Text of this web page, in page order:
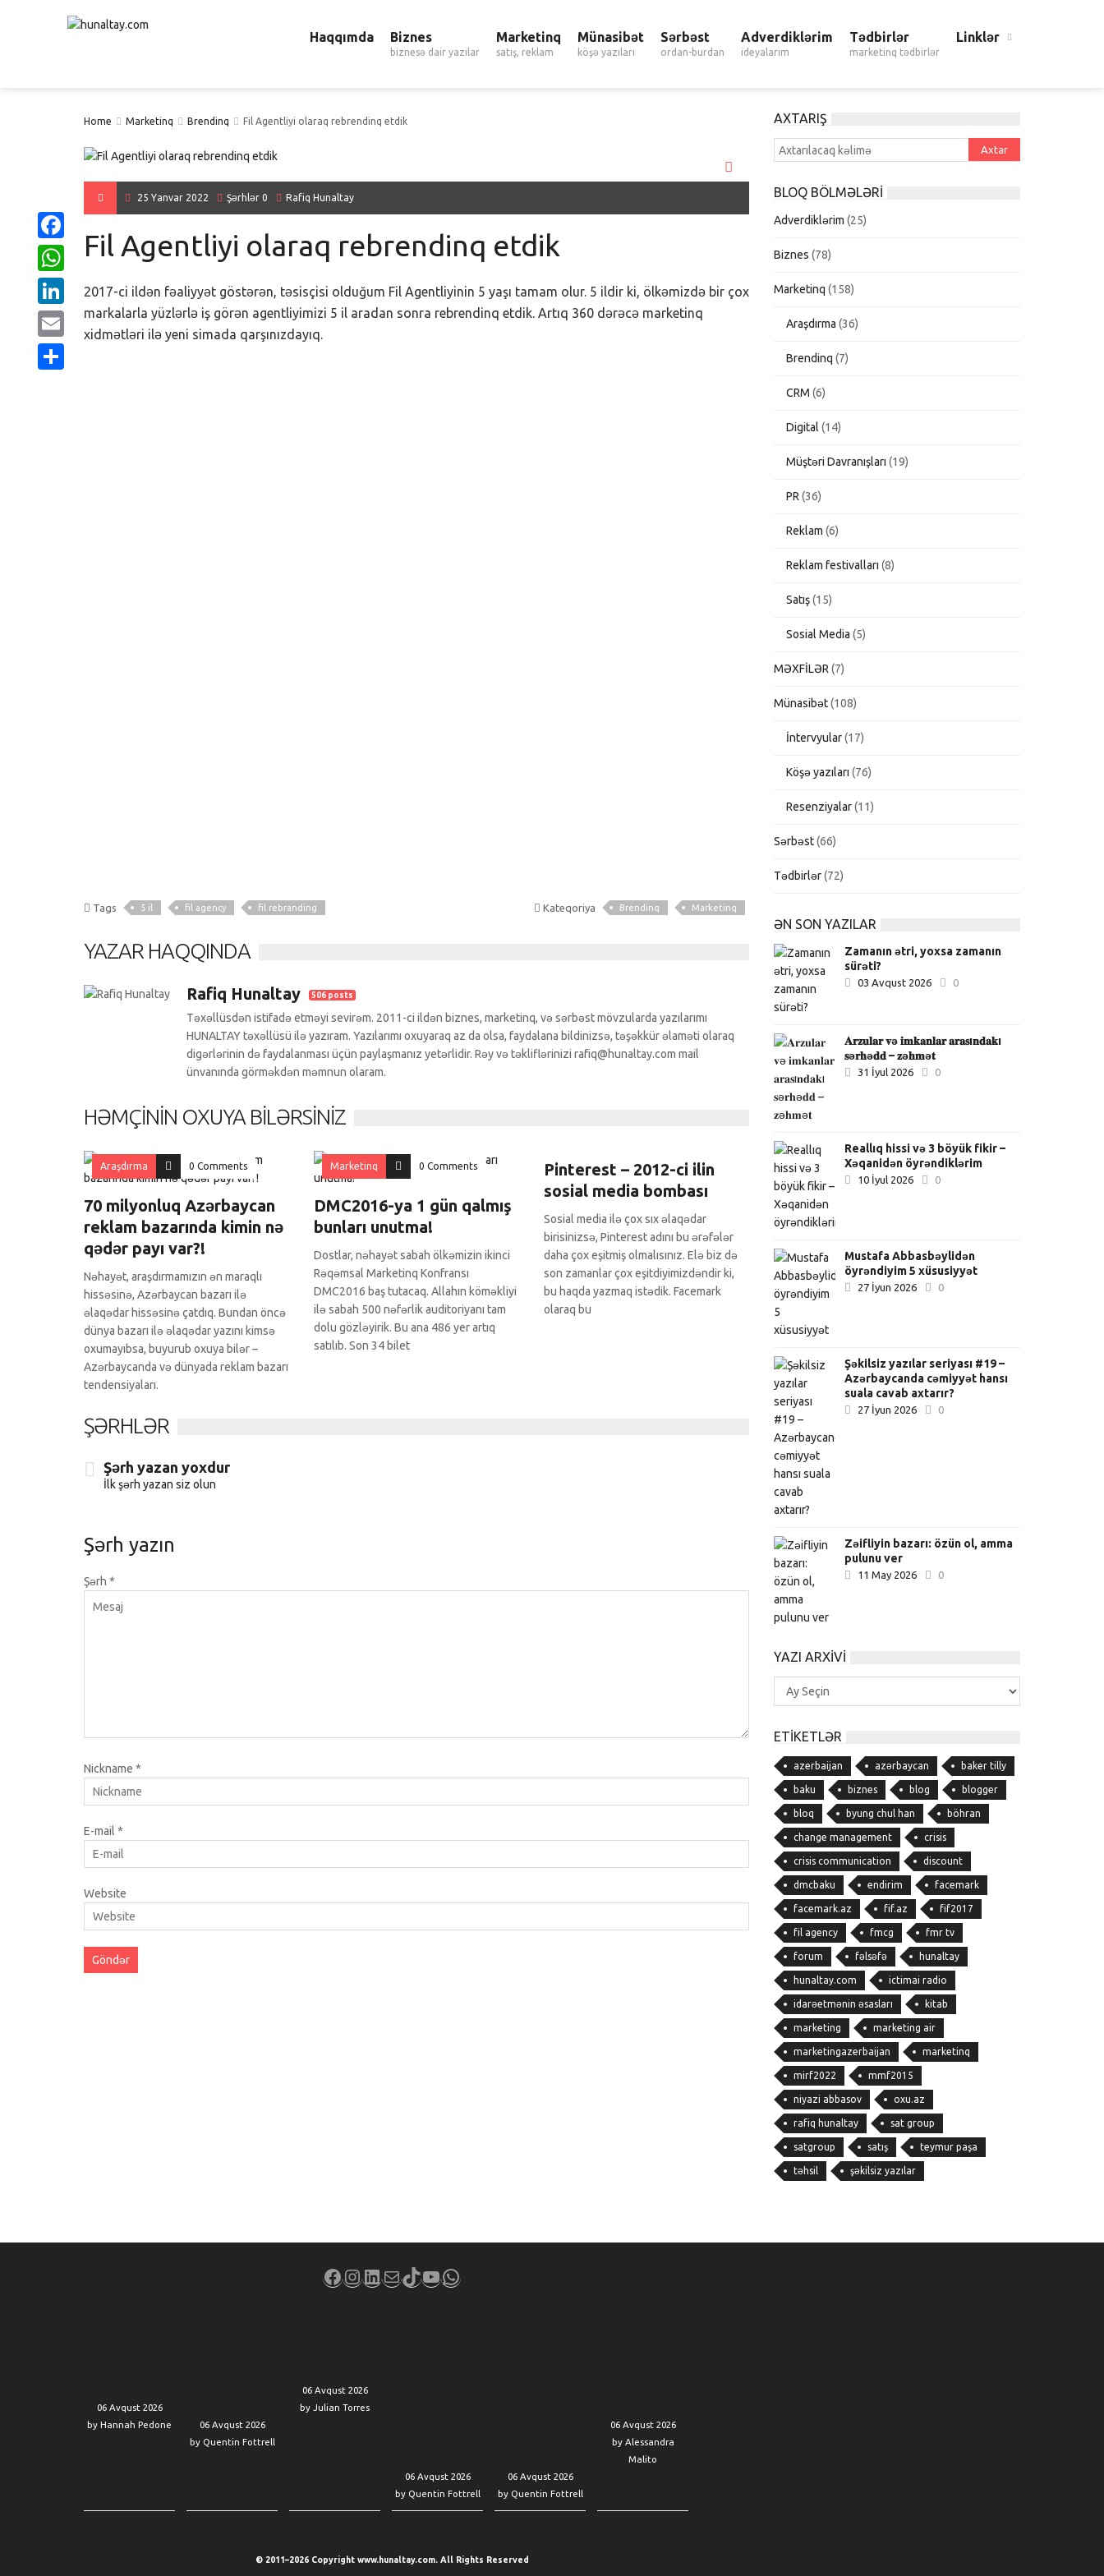
Haqqımda Biznes
biznesə dair yazılar
Marketinq
satış, reklam
Münasibət
köşə yazıları
Sərbəst
ordan-burdan
Adverdiklərim
ideyalarım
Tədbirlər
marketinq tədbirlər
Linklər
Home Marketinq Brendinq Fil Agentliyi olaraq rebrendinq etdik
25 Yanvar 2022 Şərhlər 0 Rafiq Hunaltay
Fil Agentliyi olaraq rebrendinq etdik
2017-ci ildən fəaliyyət göstərən, təsisçisi olduğum Fil Agentliyinin 5 yaşı tamam olur. 5 ildir ki, ölkəmizdə bir çox
markalarla yüzlərlə iş görən agentliyimizi 5 il aradan sonra rebrendinq etdik. Artıq 360 dərəcə marketinq
xidmətləri ilə yeni simada qarşınızdayıq.
Tags 5 il fil agency fil rebranding Kateqoriya Brendinq Marketinq
YAZAR HAQQINDA
Rafiq Hunaltay 506 posts
Təxəllüsdən istifadə etməyi sevirəm. 2011-ci ildən biznes, marketinq, və sərbəst mövzularda yazılarımı
HUNALTAY təxəllüsü ilə yazıram. Yazılarımı oxuyaraq az da olsa, faydalana bildinizsə, təşəkkür əlaməti olaraq
digərlərinin də faydalanması üçün paylaşmanız yetərlidir. Rəy və təkliflərinizi rafiq@hunaltay.com mail
ünvanında görməkdən məmnun olaram.
Facebook
WhatsApp
LinkedIn
Email
HƏMÇININ OXUYA BILƏRSINIZ
Araşdırma 0 Comments
70 milyonluq Azərbaycan
reklam bazarında kimin nə
qədər payı var?!
Nəhayət, araşdırmamızın ən maraqlı
hissəsinə, Azərbaycan bazarı ilə
əlaqədar hissəsinə çatdıq. Bundan öncə
dünya bazarı ilə əlaqədar yazını kimsə
oxumayıbsa, buyurub oxuya bilər –
Azərbaycanda və dünyada reklam bazarı
tendensiyaları.
Marketinq 0 Comments
DMC2016-ya 1 gün qalmış
bunları unutma!
Dostlar, nəhayət sabah ölkəmizin ikinci
Rəqəmsal Marketinq Konfransı
DMC2016 baş tutacaq. Allahın köməkliyi
ilə sabah 500 nəfərlik auditoriyanı tam
dolu gözləyirik. Bu ana 486 yer artıq
satılıb. Son 34 bilet
Pinterest – 2012-ci ilin
sosial media bombası
Sosial media ilə çox sıx əlaqədar
birisinizsə, Pinterest adını bu ərəfələr
daha çox eşitmiş olmalısınız. Elə biz də
son zamanlar çox eşitdiyimizdəndir ki,
bu haqda yazmaq istədik. Facemark
olaraq bu
ŞƏRHLƏR
Şərh yazan yoxdur
İlk şərh yazan siz olun
Şərh yazın
Şərh *
Nickname *
E-mail *
Website
AXTARIŞ
BLOQ BÖLMƏLƏRI
Adverdiklərim (25)
Biznes (78)
Marketinq (158)
Araşdırma (36)
Brendinq (7)
CRM (6)
Digital (14)
Müştəri Davranışları (19)
PR (36)
Reklam (6)
Reklam festivalları (8)
Satış(15)
Sosial Media (5)
MƏXFİLƏR (7)
Münasibət(108)
İntervyular(17)
Köşə yazıları (76)
Resenziyalar(11)
Sərbəst(66)
Tədbirlər(72)
ƏN SON YAZILAR
Zamanın ətri, yoxsa zamanın
sürəti?
03 Avqust 2026 0
𝐀𝐫𝐳𝐮𝐥𝐚𝐫 𝐯ə 𝐢𝐦𝐤𝐚𝐧𝐥𝐚𝐫 𝐚𝐫𝐚𝐬ı𝐧𝐝𝐚𝐤ı
𝐬ə𝐫𝐡ə𝐝𝐝 – 𝐳ə𝐡𝐦ə𝐭
31 İyul 2026 0
Reallıq hissi və 3 böyük fikir –
Xəqanidən öyrəndiklərim
10 İyul 2026 0
Mustafa Abbasbəylidən
öyrəndiyim 5 xüsusiyyət
27 İyun 2026 0
Şəkilsiz yazılar seriyası #19 –
Azərbaycanda cəmiyyət hansı
suala cavab axtarır?
27 İyun 2026 0
Zəifliyin bazarı: özün ol, amma
pulunu ver
11 May 2026 0
YAZI ARXIVI
Yazı
Arxivi
ETIKETLƏR
azerbaijan azərbaycan baker tilly
baku biznes blog blogger
bloq byung chul han böhran
change management crisis
crisis communication discount
dmcbaku endirim facemark
facemark.az fif.az fif2017
fil agency fmcg fmr tv
forum fəlsəfə hunaltay
hunaltay.com ictimai radio
idarəetmənin əsasları kitab
marketing marketing air
marketingazerbaijan marketinq
mirf2022 mmf2015
niyazi abbasov oxu.az
rafiq hunaltay sat group
satgroup satış teymur paşa
təhsil şəkilsiz yazılar
Facebook
Instagram
LinkedIn
MailTikTok
YouTube
WhatsApp
06 Avqust 2026
by Hannah Pedone
06 Avqust 2026
by Quentin Fottrell
06 Avqust 2026
by Julian Torres
06 Avqust 2026
by Quentin Fottrell
06 Avqust 2026
by Quentin Fottrell
06 Avqust 2026
by Alessandra
Malito
© 2011–2026 Copyright www.hunaltay.com. All Rights Reserved